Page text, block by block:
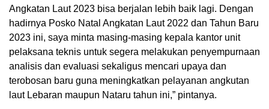
Angkatan Laut 2023 bisa berjalan lebih baik lagi. Dengan
hadirnya Posko Natal Angkatan Laut 2022 dan Tahun Baru
2023 ini, saya minta masing-masing kepala kantor unit
pelaksana teknis untuk segera melakukan penyempurnaan
analisis dan evaluasi sekaligus mencari upaya dan
terobosan baru guna meningkatkan pelayanan angkutan
laut Lebaran maupun Nataru tahun ini,” pintanya.